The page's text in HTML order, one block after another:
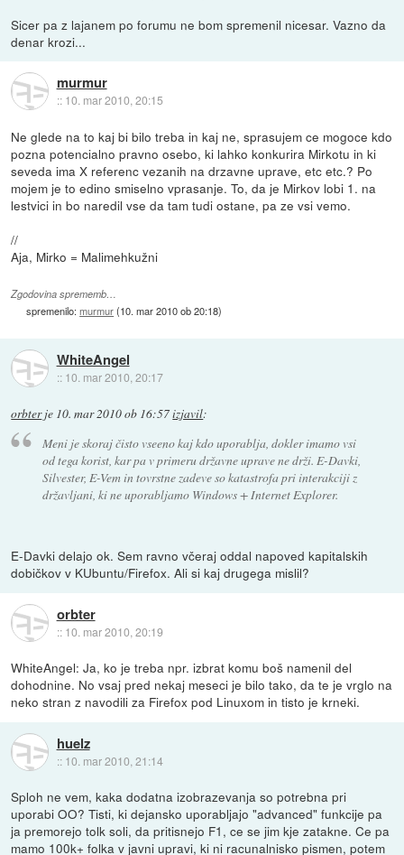
Sicer pa z lajanem po forumu ne bom spremenil nicesar. Vazno da
denar krozi...
murmur
:: 10. mar 2010, 20:15
Ne glede na to kaj bi bilo treba in kaj ne, sprasujem ce mogoce kdo
pozna potencialno pravno osebo, ki lahko konkurira Mirkotu in ki
seveda ima X referenc vezanih na drzavne uprave, etc etc.? Po
mojem je to edino smiselno vprasanje. To, da je Mirkov lobi 1. na
lestvici in bo naredil vse da tam tudi ostane, pa ze vsi vemo.
//
Aja, Mirko = Malimehkužni
Zgodovina sprememb…
spremenilo:murmur(10. mar 2010 ob 20:18)
WhiteAngel
:: 10. mar 2010, 20:17
orbterje 10. mar 2010 ob 16:57izjavil:
Meni je skoraj čisto vseeno kaj kdo uporablja, dokler imamo vsi
od tega korist, kar pa v primeru državne uprave ne drži. E-Davki,
Silvester, E-Vem in tovrstne zadeve so katastrofa pri interakciji z
državljani, ki ne uporabljamo Windows + Internet Explorer.
E-Davki delajo ok. Sem ravno včeraj oddal napoved kapitalskih
dobičkov v KUbuntu/Firefox. Ali si kaj drugega mislil?
orbter
:: 10. mar 2010, 20:19
WhiteAngel: Ja, ko je treba npr. izbrat komu boš namenil del
dohodnine. No vsaj pred nekaj meseci je bilo tako, da te je vrglo na
neko stran z navodili za Firefox pod Linuxom in tisto je krneki.
huelz
:: 10. mar 2010, 21:14
Sploh ne vem, kaka dodatna izobrazevanja so potrebna pri
uporabi OO? Tisti, ki dejansko uporabljajo "advanced" funkcije pa
ja premorejo tolk soli, da pritisnejo F1, ce se jim kje zatakne. Ce pa
mamo 100k+ folka v javni upravi, ki ni racunalnisko pismen, potem